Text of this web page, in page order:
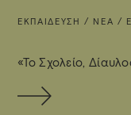
ΕΚΠΑΊΔΕΥΣΗ / ΝΈΑ /
«Το Σχολείο,